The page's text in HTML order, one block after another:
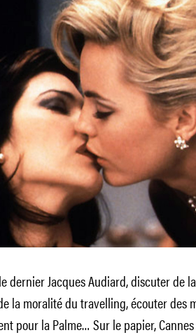
dernier Jacques Audiard, discuter de
la moralité du travelling, écouter des
pour la Palme… Sur le papier,